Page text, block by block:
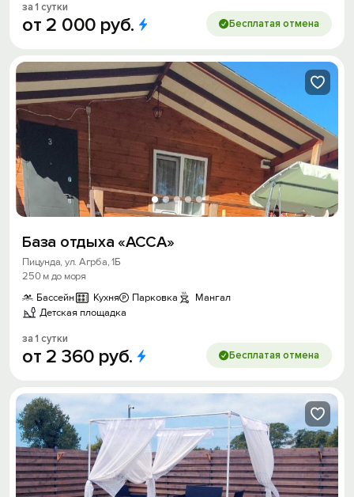
за 1 сутки
от 2 000 руб. Бесплатая отмена
База отдыха «АССА»
Пицунда, ул. Агрба, 1Б
250 м до моря
Бассейн
Кухня Парковка
Мангал
Детская площадка
за 1 сутки
от 2 360 руб. Бесплатая отмена